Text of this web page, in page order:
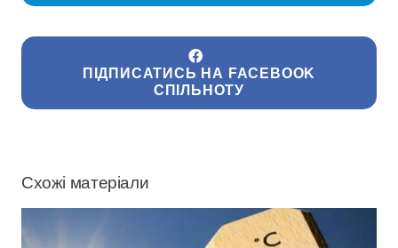
ПІДПИСАТИСЬ НА FACEBOOK
СПІЛЬНОТУ
Схожі матеріали